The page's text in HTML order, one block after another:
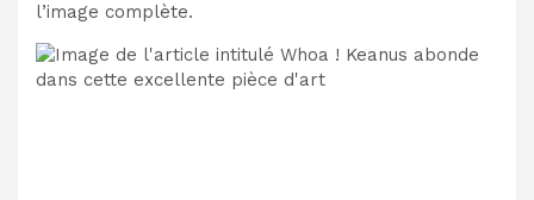
l’image complète.